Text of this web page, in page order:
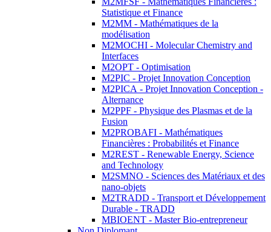
Statistique et Finance
M2MM - Mathématiques de la
modélisation
M2MOCHI - Molecular Chemistry and
Interfaces
M2OPT - Optimisation
M2PIC - Projet Innovation Conception
M2PICA - Projet Innovation Conception -
Alternance
M2PPF - Physique des Plasmas et de la
Fusion
M2PROBAFI - Mathématiques
Financières : Probabilités et Finance
M2REST - Renewable Energy, Science
and Technology
M2SMNO - Sciences des Matériaux et des
nano-objets
M2TRADD - Transport et Développement
Durable - TRADD
MBIOENT - Master Bio-entrepreneur